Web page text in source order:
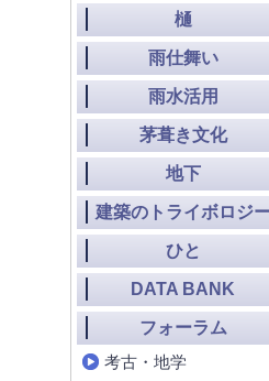
樋
雨仕舞い
雨水活用
茅葺き文化
地下
建築のトライボロジ
ひと
DATA BANK
フォーラム
考古・地学